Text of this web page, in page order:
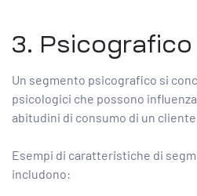
3. Psicografico
Un segmento psicografico si
psicologici che possono
abitudini di consumo di un cliente.
Esempi di caratteristiche di
includono: